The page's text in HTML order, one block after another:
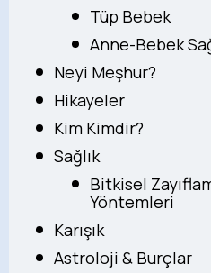
Tüp Bebek
Anne-Bebek
Neyi Meşhur?
Hikayeler
Kim Kimdir?
Sağlık
Bitkisel
Yöntemleri
Karışık
Astroloji & Burçlar